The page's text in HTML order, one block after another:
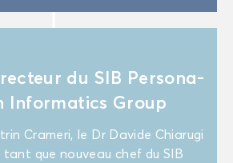
du SIB Per­so­na­
In­for­ma­tics Group
Cra­me­ri, le Dr Da­vide Chia­ru­gi
que nou­veau chef du SIB